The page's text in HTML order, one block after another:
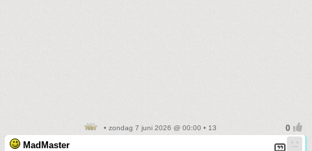
• zondag 7 juni 2026 @ 00:00 • 13
MadMaster